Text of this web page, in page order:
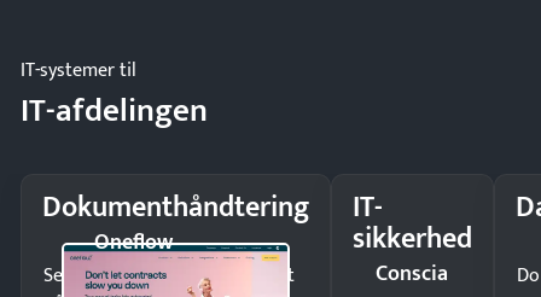
IT-systemer til
IT-afdelingen
Dokumenthåndtering
Oneflow
Send kontrakter til underskrift
IT-
sikkerhed
Conscia